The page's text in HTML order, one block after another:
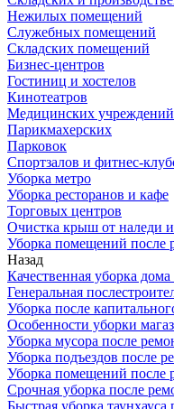
Нежилых помещений
Служебных помещений
Складских помещений
Бизнес-центров
Гостиниц и хостелов
Кинотеатров
Медицинских учреждений
Парикмахерских
Парковок
Спортзалов и фитнес-
Уборка метро
Уборка ресторанов и кафе
Торговых центров
Очистка крыш от наледи и
Уборка помещений после
Назад
Качественная уборка
Генеральная
Уборка после
Особенности уборки
Уборка мусора после
Уборка подъездов после
Уборка помещений после
Срочная уборка после
Быстрая уборка таунхауса